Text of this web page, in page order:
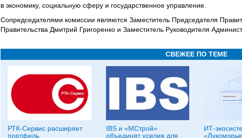
в экономику, социальную сферу и государственное управление.
Сопредседателями комиссии являются Заместитель Председателя
Правительства Дмитрий Григоренко и Заместитель Руководителя
СВЕЖЕЕ ПО ТЕМЕ
РТК-Сервис расширяет
портфель
IBS и «МСтрой»
объединят усилия для
ИТ-